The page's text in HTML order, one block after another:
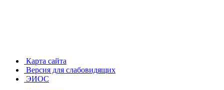
Карта сайта
Версия для слабовидящих
ЭИОС